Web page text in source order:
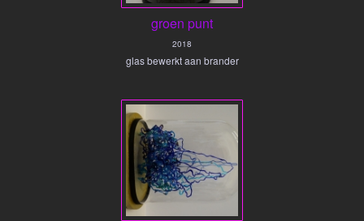
groen punt
2018
glas bewerkt aan brander